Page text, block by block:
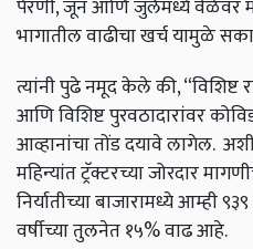
पेरणी, जून आणि जुलैमध्ये वेळेवर
भागातील वाढीचा खर्च यामुळे
त्यांनी पुढे नमूद केले की,
आणि विशिष्ट पुरवठादारांवर
आव्हानांचा तोंड दयावे लागेल.
महिन्यांत ट्रॅक्टरच्या जोरदार
निर्यातीच्या बाजारामध्ये आम्ही
वर्षीच्या तुलनेत १५% वाढ आहे.